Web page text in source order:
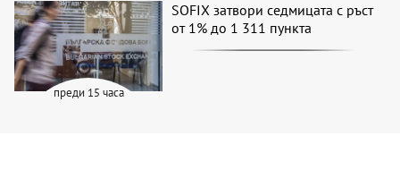
преди 15 часа
SOFIX затвори седмицата с ръст
от 1% до 1 311 пункта